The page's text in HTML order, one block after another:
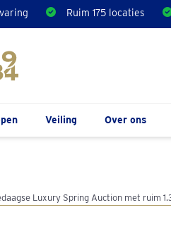
Ruim 175 locaties
Veiling Over ons
Luxury Spring Auction met ruim